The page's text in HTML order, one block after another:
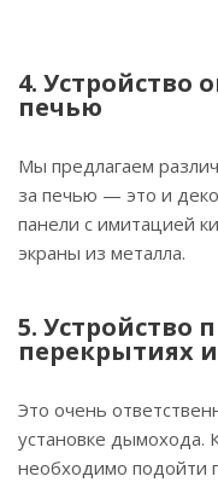
4. Устройство
печью
Мы предлагаем
за печью — это и
панели с имитацией
экраны из металла.
5. Устройство
перекрытиях
Это очень
установке дымохода.
необходимо подойти